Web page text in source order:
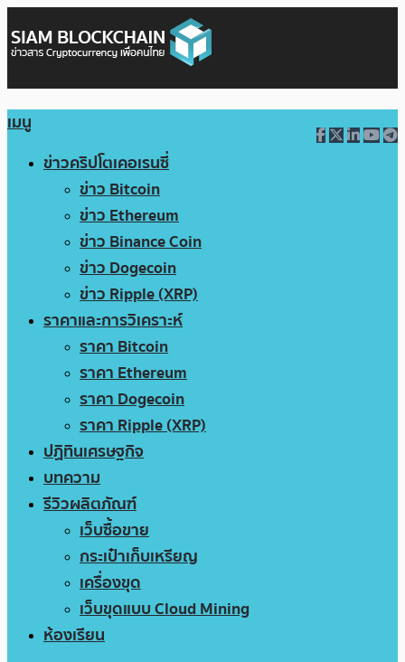
เมนู
ข่าวคริปโตเคอเรนซี่
ข่าว Bitcoin
ข่าว Ethereum
ข่าว Binance Coin
ข่าว Dogecoin
ข่าว Ripple (XRP)
ราคาและการวิเคราะห์
ราคา Bitcoin
ราคา Ethereum
ราคา Dogecoin
ราคา Ripple (XRP)
ปฏิทินเศรษฐกิจ
บทความ
รีวิวผลิตภัณฑ์
เว็บซื้อขาย
กระเป๋าเก็บเหรียญ
เครื่องขุด
เว็บขุดแบบ Cloud Mining
ห้องเรียน